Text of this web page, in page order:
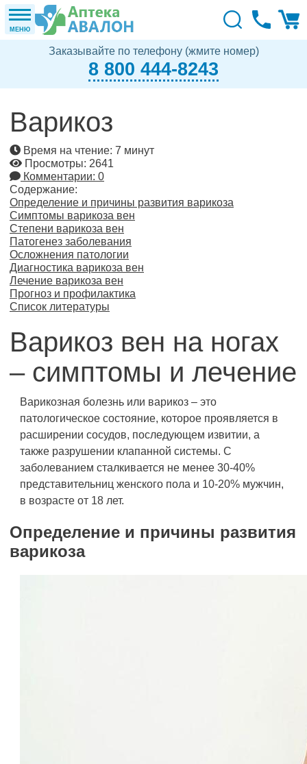
МЕНЮ
Заказывайте по телефону (жмите номер)
8 800 444-8243
Варикоз
Время на чтение: 7 минут
Просмотры: 2641
Комментарии: 0
Содержание:
Определение и причины развития варикоза
Симптомы варикоза вен
Степени варикоза вен
Патогенез заболевания
Осложнения патологии
Диагностика варикоза вен
Лечение варикоза вен
Прогноз и профилактика
Список литературы
Варикоз вен на ногах
– симптомы и лечение
Варикозная болезнь или варикоз – это
патологическое состояние, которое проявляется в
расширении сосудов, последующем извитии, а
также разрушении клапанной системы. С
заболеванием сталкивается не менее 30-40%
представительниц женского пола и 10-20% мужчин,
в возрасте от 18 лет.
Определение и причины развития
варикоза